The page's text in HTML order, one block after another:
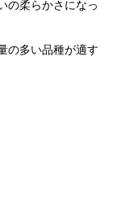
の柔らかさになっ
の多い品種が適す